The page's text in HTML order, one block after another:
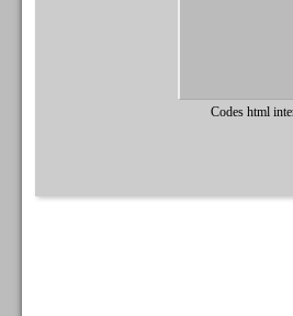
Codes html